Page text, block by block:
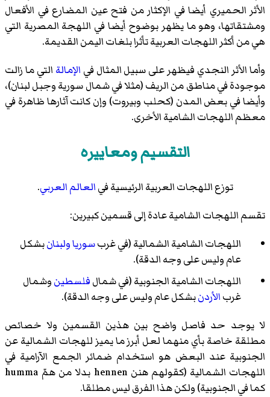
الأثر الحميري أيضا في الإكثار من فتح عين المضارع في الأفعال
ومشتقاتها، وهو ما يظهر بوضوح أيضا في اللهجة المصرية التي
هي من أكثر اللهجات العربية تأثرا بلغات اليمن القديمة.
وأما الأثر النجدي فيظهر على سبيل المثال في الإمالة التي ما زالت
موجودة في مناطق من الريف (مثلا في شمال سورية وجبل لبنان)،
وأيضا في بعض المدن (كحلب وبيروت) وإن كانت آثارها ظاهرة في
معظم اللهجات الشامية الأخرى.
التقسيم ومعاييره
توزع اللهجات العربية الرئيسية فيالعالم العربي.
تقسم اللهجات الشامية عادة إلى قسمين كبيرين:
اللهجات الشامية الشمالية (في غربسورياولبنانبشكل
عام وليس على وجه الدقة).
اللهجات الشامية الجنوبية (في شمالفلسطينوشمال
غربالأردنبشكل عام وليس على وجه الدقة).
لا يوجد حد فاصل واضح بين هذين القسمين ولا خصائص
مطلقة خاصة بأي منهما لعل أبرز ما يميز للهجات الشمالية عن
الجنوبية عند البعض هو استخدام ضمائر الجمع الآرامية في
اللهجات الشمالية (كقولهم هنن hennen بدلا من همّ humma
كما في الجنوبية) ولكن هذا الفرق ليس مطلقا.